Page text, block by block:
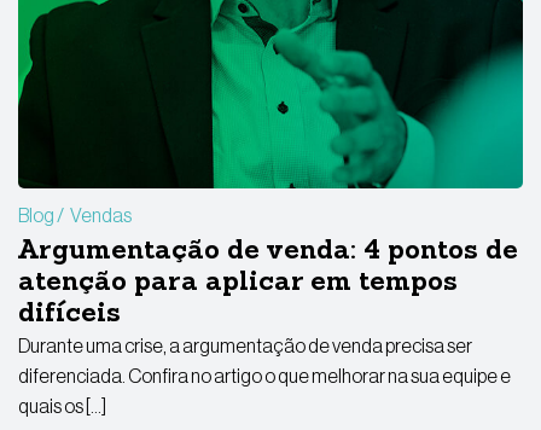
Blog Vendas
Argumentação de venda: 4 pontos de
atenção para aplicar em tempos
difíceis
Durante uma crise, a argumentação de venda precisa ser
diferenciada. Confira no artigo o que melhorar na sua equipe e
quais os […]